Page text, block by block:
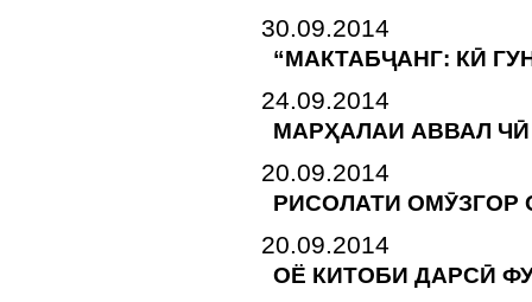
30.09.2014
“МАКТАБҶАНГ: КӢ
24.09.2014
МАРҲАЛАИ АВВАЛ
20.09.2014
РИСОЛАТИ ОМӮЗГОР
20.09.2014
ОЁ КИТОБИ ДАРСӢ